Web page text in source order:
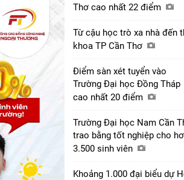
Thơ cao nhất 22 điểm
Từ cậu học trò xa nhà đến
khoa TP Cần Thơ
Điểm sàn xét tuyển vào
Trường Đại học Đồng Tháp
cao nhất 20 điểm
Trường Đại học Nam Cần
trao bằng tốt nghiệp cho
3.500 sinh viên
Khoảng 1.000 đại biểu dự